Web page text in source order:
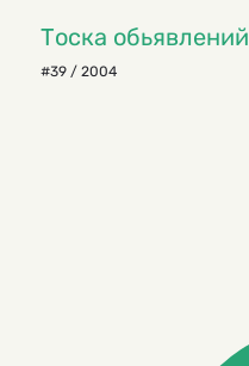
Тоска обьявлений
#39 / 2004